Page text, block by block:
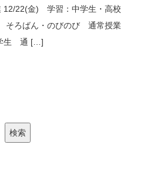
22(金) 学習：中学生・高校
ろばん・のびのび 通常授業
生 通 […]
検索